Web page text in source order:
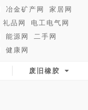
冶金矿产网
家居网
礼品网
电工电气网
能源网
二手网
健康网
废旧橡胶